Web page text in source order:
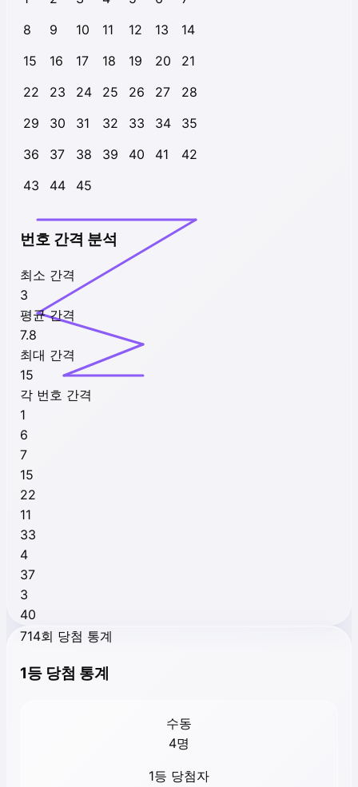
8
9 10 11 12 13
14
15
16 17 18 19 20
21
22
23 24 25 26 27
28
29
30 31 32 33 34
35
36
37 38 39 40 41
42
43
44 45
번호 간격 분석
최소 간격
3
평균 간격
7.8
최대 간격
15
각 번호 간격
1
6
7
15
22
11
33
4
37
3
40
714회 당첨 통계
1등 당첨 통계
수동
4명
1등 당첨자